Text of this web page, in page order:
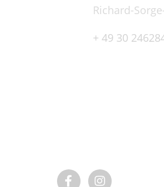
Richard-
+ 49 30